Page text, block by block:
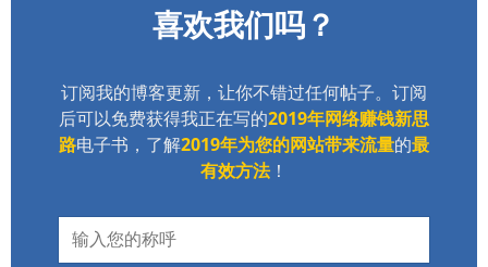
喜欢我们吗？
订阅我的博客更新，让你不错过任何帖子。订阅
后可以免费获得我正在写的2019年网络赚钱新思
路电子书，了解2019年为您的网站带来流量的最
有效方法！